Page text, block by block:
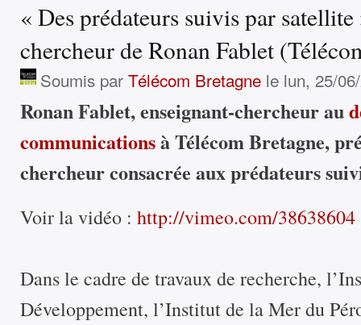
« Des prédateurs suivis par
chercheur de Ronan Fablet
Soumis par Télécom Bretagne le lun, 25/
Ronan Fablet, enseignant-chercheur au
communicationsà Télécom Bretagne,
chercheur consacrée aux prédateurs
Voir la vidéo : http://vimeo.com/38638604
Dans le cadre de travaux de recherche,
Développement, l’Institut de la Mer du